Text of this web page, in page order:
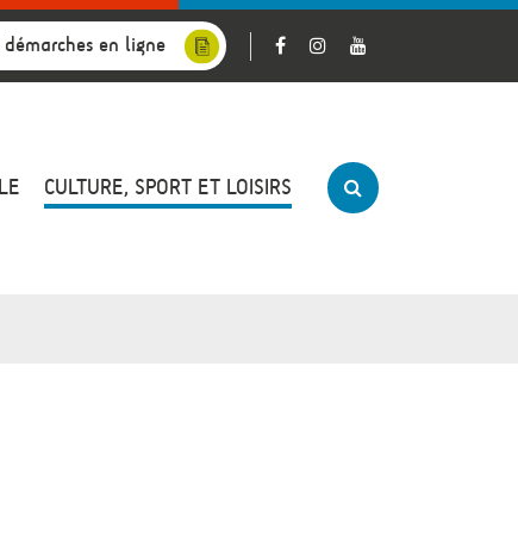
démarches en ligne
CULTURE, SPORT ET LOISIRS